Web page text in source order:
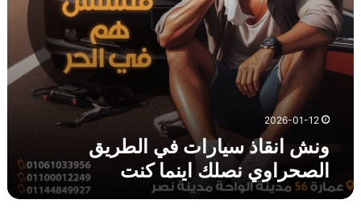
ا
ا
ي
ق
2026-01-12
ونش انقاذ سيارات في الطريق
الصحراوي نصلك اينما كنت